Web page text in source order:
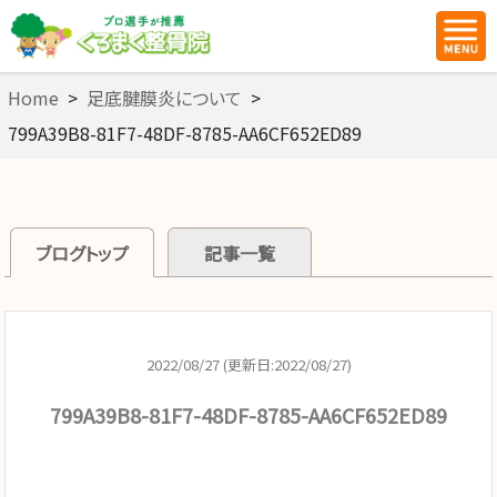
Home > 足底腱膜炎について >
799A39B8-81F7-48DF-8785-AA6CF652ED89
ブログトップ 記事一覧
2022/08/27 (更新日:2022/08/27)
799A39B8-81F7-48DF-8785-AA6CF652ED89